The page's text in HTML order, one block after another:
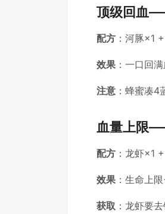
顶级回血
配方 ：河豚×1
效果 ：一口回
注意 ：蜂蜜凑4
血量上限
配方 ：龙虾×1
效果 ：生命上
获取 ：龙虾要